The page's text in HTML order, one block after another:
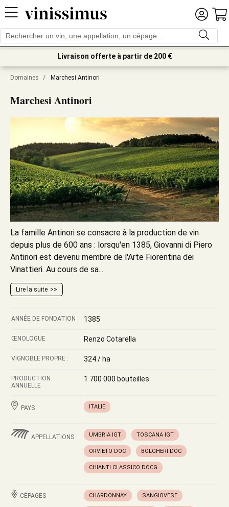
Livraison offerte à partir de 200 €
Domaines / Marchesi Antinori
Marchesi Antinori
La famille Antinori se consacre à la production de vin
depuis plus de 600 ans : lorsqu'en 1385, Giovanni di Piero
Antinori est devenu membre de l'Arte Fiorentina dei
Vinattieri. Au cours de sa...
Lire la suite
ANNÉE DE FONDATION 1385
ŒNOLOGUE Renzo Cotarella
VIGNOBLE PROPRE : 324 / ha
PRODUCTION
ANNUELLE
1 700 000 bouteilles
PAYS ITALIE
APPELLATIONS UMBRIA IGT TOSCANA IGT
ORVIETO DOC BOLGHERI DOC
CHIANTI CLASSICO DOCG
CÉPAGES CHARDONNAY SANGIOVESE